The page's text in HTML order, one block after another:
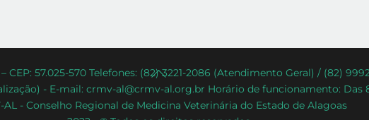
Back
To
Top
CEP: 57.025-570 Telefones: (82) 3221-2086 (Atendimento Geral) / (82)
- E-mail: crmv-al@crmv-al.org.br Horário de funcionamento: Das
AL - Conselho Regional de Medicina Veterinária do Estado de Alagoas